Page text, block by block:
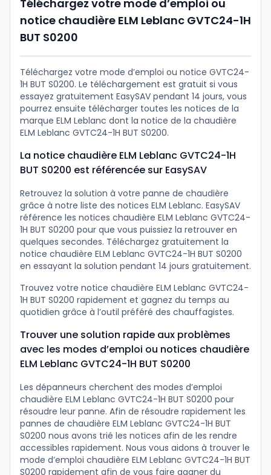
Téléchargez votre mode d’emploi ou
notice chaudière ELM Leblanc GVTC24-1H
BUT S0200
Téléchargez votre mode d’emploi ou notice GVTC24-
1H BUT S0200. Le téléchargement est gratuit si vous
essayez gratuitement EasySAV pendant 14 jours, vous
pourrez ensuite télécharger toutes les notices de la
marque ELM Leblanc dont la notice de la chaudière
ELM Leblanc GVTC24-1H BUT S0200.
La notice chaudière ELM Leblanc GVTC24-1H
BUT S0200 est référencée sur EasySAV
Retrouvez la solution à votre panne de chaudière
grâce à notre liste des notices ELM Leblanc. EasySAV
référence les notices chaudière ELM Leblanc GVTC24-
1H BUT S0200 pour que vous puissiez la retrouver en
quelques secondes. Téléchargez gratuitement la
notice chaudière ELM Leblanc GVTC24-1H BUT S0200
en essayant la solution pendant 14 jours gratuitement.
Trouvez votre notice chaudière ELM Leblanc GVTC24-
1H BUT S0200 rapidement et gagnez du temps au
quotidien grâce à l’outil préféré des chauffagistes.
Trouver une solution rapide aux problèmes
avec les modes d’emploi ou notices chaudière
ELM Leblanc GVTC24-1H BUT S0200
Les dépanneurs cherchent des modes d’emploi
chaudière ELM Leblanc GVTC24-1H BUT S0200 pour
résoudre leur panne. Afin de résoudre rapidement les
pannes de chaudière ELM Leblanc GVTC24-1H BUT
S0200 nous avons trié les notices afin de les rendre
accessibles rapidement. Nous vous aidons à trouver le
mode d’emploi chaudière ELM Leblanc GVTC24-1H BUT
S0200 rapidement afin de vous faire gagner du